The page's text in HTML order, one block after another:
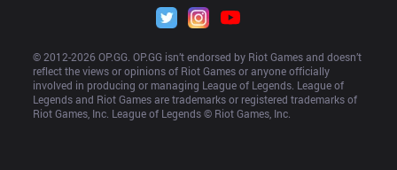
© 2012-2026 OP.GG. OP.GG isn’t endorsed by Riot Games and doesn’t
reflect the views or opinions of Riot Games or anyone officially
involved in producing or managing League of Legends. League of
Legends and Riot Games are trademarks or registered trademarks of
Riot Games, Inc. League of Legends © Riot Games, Inc.